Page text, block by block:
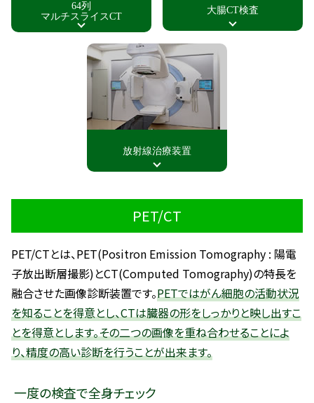
64列
マルチスライスCT
大腸CT検査
放射線治療装置
PET/CT
PET/CTとは、PET(Positron Emission Tomography : 陽電
子放出断層撮影)とCT(Computed Tomography)の特長を
融合させた画像診断装置です。PETではがん細胞の活動状況
を知ることを得意とし、CTは臓器の形をしっかりと映し出すこ
とを得意とします。その二つの画像を重ね合わせることによ
り、精度の高い診断を行うことが出来ます。
一度の検査で全身チェック